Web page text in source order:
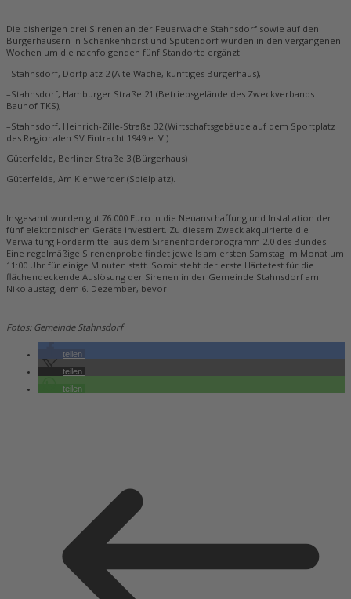
Die bisherigen drei Sirenen an der Feuerwache Stahnsdorf sowie auf den
Bürgerhäusern in Schenkenhorst und Sputendorf wurden in den vergangenen
Wochen um die nachfolgenden fünf Standorte ergänzt.
–Stahnsdorf, Dorfplatz 2 (Alte Wache, künftiges Bürgerhaus),
–Stahnsdorf, Hamburger Straße 21 (Betriebsgelände des Zweckverbands
Bauhof TKS),
–Stahnsdorf, Heinrich-Zille-Straße 32 (Wirtschaftsgebäude auf dem Sportplatz
des Regionalen SV Eintracht 1949 e. V.)
Güterfelde, Berliner Straße 3 (Bürgerhaus)
Güterfelde, Am Kienwerder (Spielplatz).
Insgesamt wurden gut 76.000 Euro in die Neuanschaffung und Installation der
fünf elektronischen Geräte investiert. Zu diesem Zweck akquirierte die
Verwaltung Fördermittel aus dem Sirenenförderprogramm 2.0 des Bundes.
Eine regelmäßige Sirenenprobe findet jeweils am ersten Samstag im Monat um
11:00 Uhr für einige Minuten statt. Somit steht der erste Härtetest für die
flächendeckende Auslösung der Sirenen in der Gemeinde Stahnsdorf am
Nikolaustag, dem 6. Dezember, bevor.
Fotos: Gemeinde Stahnsdorf
teilen
teilen
teilen